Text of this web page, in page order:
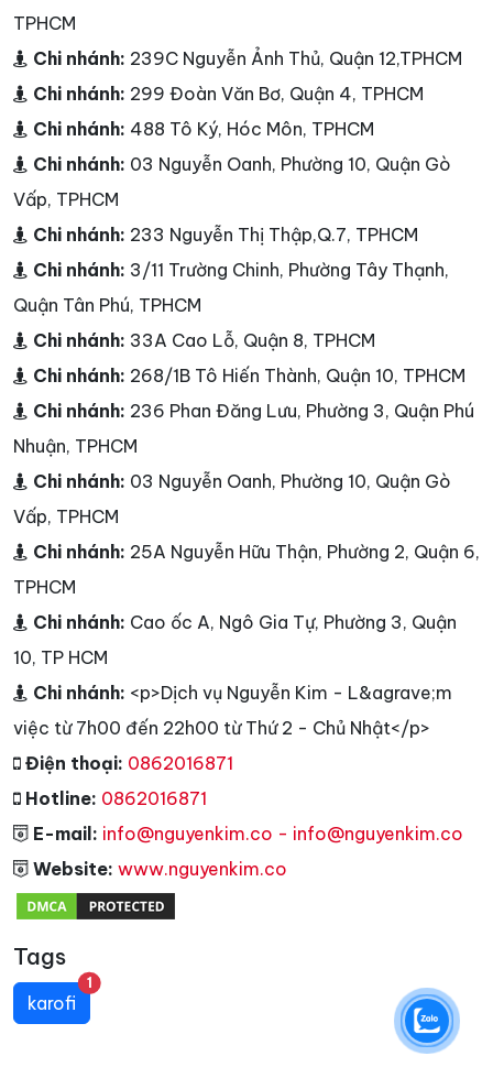
TPHCM
Chi nhánh: 239C Nguyễn Ảnh Thủ, Quận 12,TPHCM
Chi nhánh: 299 Đoàn Văn Bơ, Quận 4, TPHCM
Chi nhánh: 488 Tô Ký, Hóc Môn, TPHCM
Chi nhánh: 03 Nguyễn Oanh, Phường 10, Quận Gò
Vấp, TPHCM
Chi nhánh: 233 Nguyễn Thị Thập,Q.7, TPHCM
Chi nhánh: 3/11 Trường Chinh, Phường Tây Thạnh,
Quận Tân Phú, TPHCM
Chi nhánh: 33A Cao Lỗ, Quận 8, TPHCM
Chi nhánh: 268/1B Tô Hiến Thành, Quận 10, TPHCM
Chi nhánh: 236 Phan Đăng Lưu, Phường 3, Quận Phú
Nhuận, TPHCM
Chi nhánh: 03 Nguyễn Oanh, Phường 10, Quận Gò
Vấp, TPHCM
Chi nhánh: 25A Nguyễn Hữu Thận, Phường 2, Quận 6,
TPHCM
Chi nhánh: Cao ốc A, Ngô Gia Tự, Phường 3, Quận
10, TP HCM
Chi nhánh: <p>Dịch vụ Nguyễn Kim - L&agrave;m
việc từ 7h00 đến 22h00 từ Thứ 2 - Chủ Nhật</p>
Điện thoại: 0862016871
Hotline: 0862016871
E-mail: info@nguyenkim.co - info@nguyenkim.co
Website: www.nguyenkim.co
Tags
karofi
1unread messages